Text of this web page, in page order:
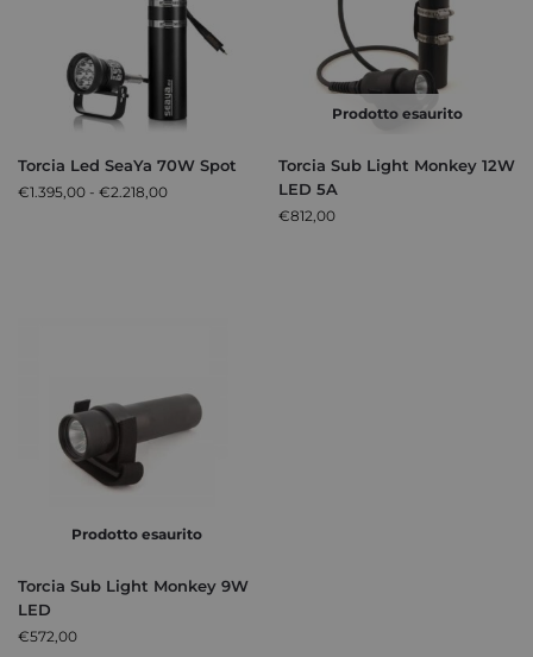
Torcia Led SeaYa 70W Spot
€1.395,00 - €2.218,00
Prodotto esaurito
Torcia Sub Light Monkey 12W
LED 5A
€812,00
Prodotto esaurito
Torcia Sub Light Monkey 9W
LED
€572,00